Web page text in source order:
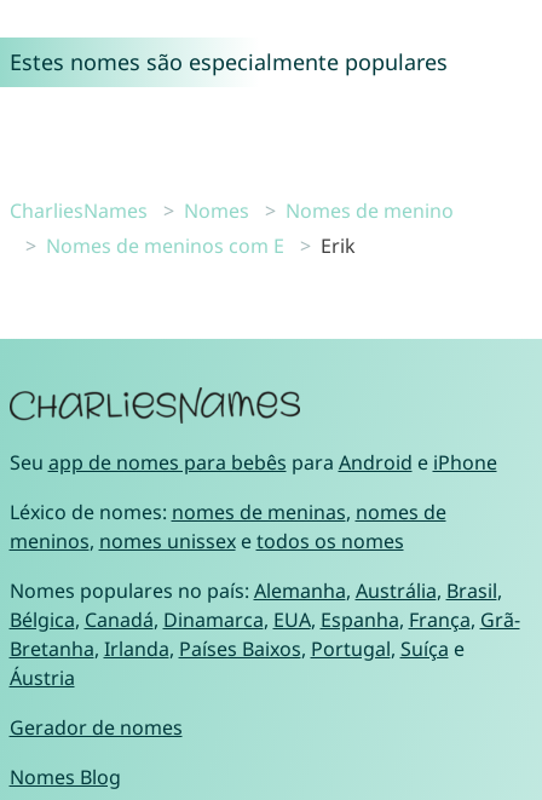
Estes nomes são especialmente populares
CharliesNames Nomes
Nomes de menino
Nomes de meninos com E
Erik
Seu app de nomes para bebês para Android e iPhone
Léxico de nomes: nomes de meninas, nomes de
meninos, nomes unissexetodos os nomes
Nomes populares no país: Alemanha, Austrália, Brasil,
Bélgica, Canadá, Dinamarca, EUA, Espanha, França, Grã-
Bretanha, Irlanda, Países Baixos, Portugal, Suíça e
Áustria
Gerador de nomes
Nomes Blog